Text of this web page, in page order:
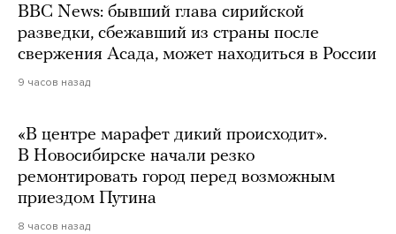
BBC News: бывший глава сирийской
разведки, сбежавший из страны после
свержения Асада, может находиться в России
9 часов назад
«В центре марафет дикий происходит».
В Новосибирске начали резко
ремонтировать город перед возможным
приездом Путина
8 часов назад